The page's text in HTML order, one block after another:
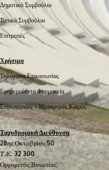
Δημοτικό Συμβούλιο
Τοπικά Συμβούλια
Επιτροπές
Χρήσιμα
Τηλέφωνα Επικοινωνίας
Εφημερεύοντα Φαρμακεία
Συγκοινωνίες -Μεταφορές Καιρός
Ταχυδρομική Διεύθυνση
28ης Οκτωβρίου 50
Τ.Κ. 32 300
Ορχομενός Βοιωτίας